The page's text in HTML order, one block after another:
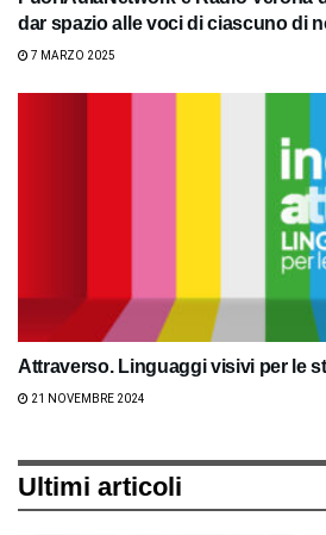
dar spazio alle voci di ciascuno di
7 MARZO 2025
Attraverso. Linguaggi visivi per le
21 NOVEMBRE 2024
Ultimi articoli